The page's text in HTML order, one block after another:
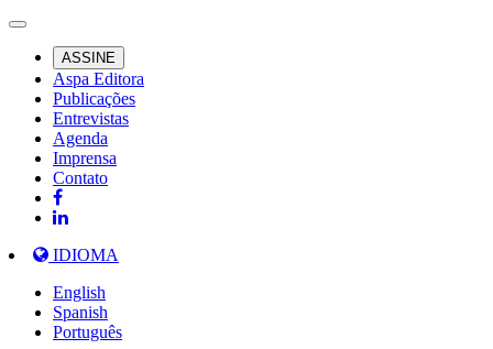
ASSINE
Aspa Editora
Publicações
Entrevistas
Agenda
Imprensa
Contato
IDIOMA
English
Spanish
Português